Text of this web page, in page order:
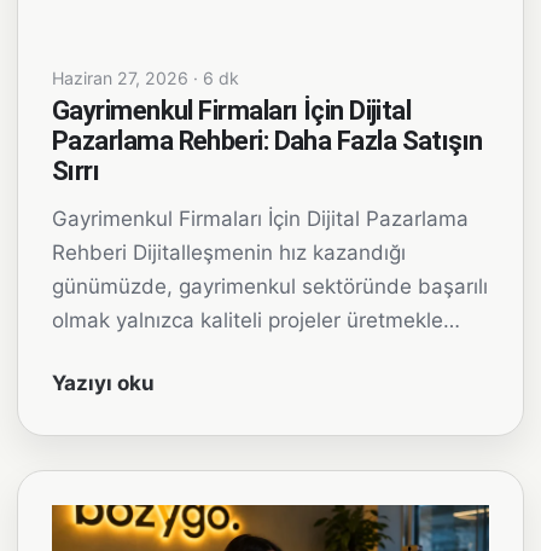
Haziran 27, 2026 · 6 dk
Gayrimenkul Firmaları İçin Dijital
Pazarlama Rehberi: Daha Fazla Satışın
Sırrı
Gayrimenkul Firmaları İçin Dijital Pazarlama
Rehberi Dijitalleşmenin hız kazandığı
günümüzde, gayrimenkul sektöründe başarılı
olmak yalnızca kaliteli projeler üretmekle…
Yazıyı oku